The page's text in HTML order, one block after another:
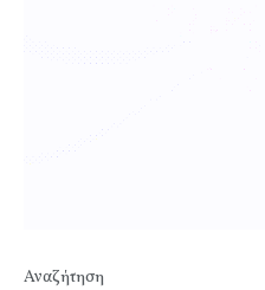
Αναζήτηση